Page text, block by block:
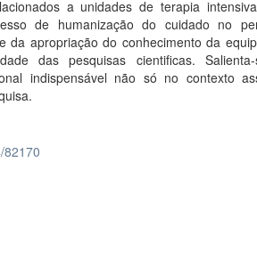
a unidades de terapia
de humanização do cuidado no
da apropriação do conhecimento da
das pesquisas cientificas.
indispensável não só no contexto
82170